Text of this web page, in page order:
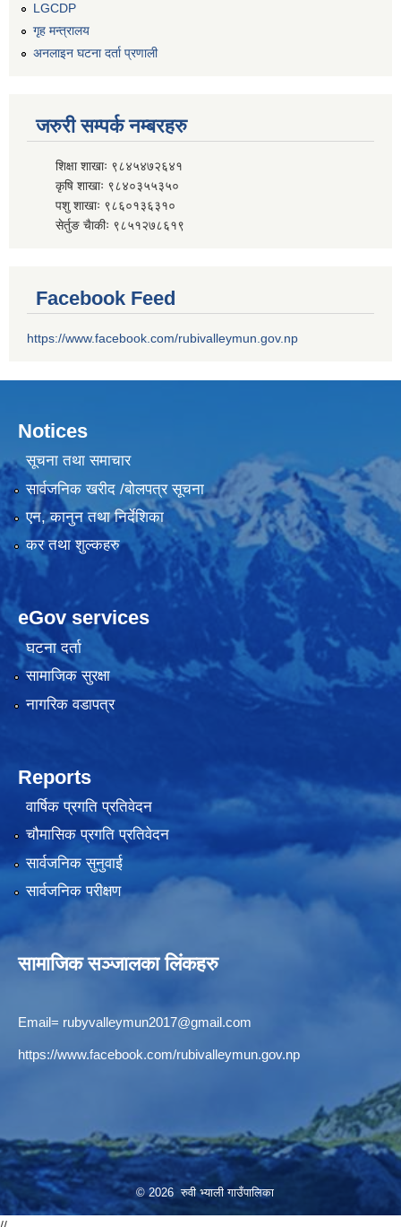
LGCDP
गृह मन्त्रालय
अनलाइन घटना दर्ता प्रणाली
जरुरी सम्पर्क नम्बरहरु
शिक्षा शाखाः ९८४५४७२६४१
कृषि शाखाः ९८४०३५५३५०
पशु शाखाः ९८६०१३६३१०
सेर्तुङ चैाकीः ९८५१२७८६१९
Facebook Feed
https://www.facebook.com/rubivalleymun.gov.np
Notices
सूचना तथा समाचार
सार्वजनिक खरीद /बोलपत्र सूचना
एन, कानुन तथा निर्देशिका
कर तथा शुल्कहरु
eGov services
घटना दर्ता
सामाजिक सुरक्षा
नागरिक वडापत्र
Reports
वार्षिक प्रगति प्रतिवेदन
चौमासिक प्रगति प्रतिवेदन
सार्वजनिक सुनुवाई
सार्वजनिक परीक्षण
सामाजिक सञ्जालका लिंकहरु
Email= rubyvalleymun2017@gmail.com
https://www.facebook.com/rubivalleymun.gov.np
© 2026 रुवी भ्याली गाउँपालिका